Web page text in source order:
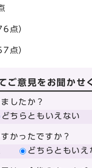
点）
点）
ご意見をお聞かせ
したか？
どちらともいえない
かったですか？
どちらともいえ